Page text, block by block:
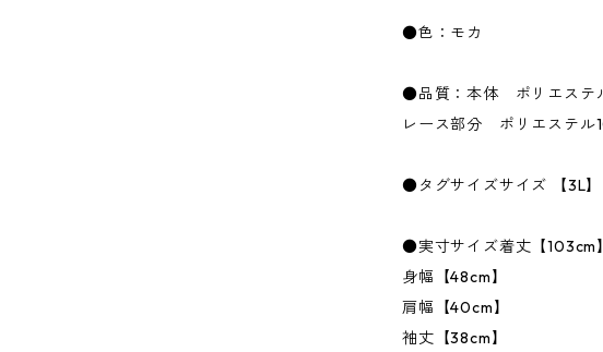
●色：モカ
●品質：本体 ポリエステ
レース部分 ポリエステル
●タグサイズサイズ 【3L】
●実寸サイズ着丈【103cm】
身幅【48cm】
肩幅【40cm】
袖丈【38cm】